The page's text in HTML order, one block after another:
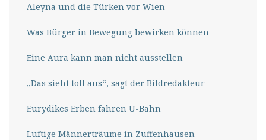
Aleyna und die Türken vor Wien
Was Bürger in Bewegung bewirken können
Eine Aura kann man nicht ausstellen
„Das sieht toll aus“, sagt der Bildredakteur
Eurydikes Erben fahren U-Bahn
Luftige Männerträume in Zuffenhausen